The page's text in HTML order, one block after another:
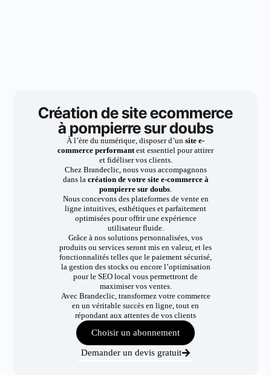
Création de site ecommerce
à pompierre sur doubs
À l’ère du numérique, disposer d’un site e-
commerce performantest essentiel pour attirer
et fidéliser vos clients.
Chez Brandeclic, nous vous accompagnons
dans la création de votre site e-commerce à
pompierre sur doubs.
Nous concevons des plateformes de vente en
ligne intuitives, esthétiques et parfaitement
optimisées pour offrir une expérience
utilisateur fluide.
Grâce à nos solutions personnalisées, vos
produits ou services seront mis en valeur, et les
fonctionnalités telles que le paiement sécurisé,
la gestion des stocks ou encore l’optimisation
pour le SEO local vous permettront de
maximiser vos ventes.
Avec Brandeclic, transformez votre commerce
en un véritable succès en ligne, tout en
répondant aux attentes de vos clients
Choisir un abonnement
Demander un devis gratuit